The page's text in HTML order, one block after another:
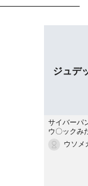
ジュデ
サイバーパ
ウ〇ックみ
ウソメ